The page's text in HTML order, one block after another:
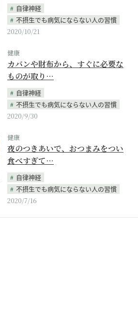
自律神経
不摂生でも病気にならない人の習慣
2020/10/21
健康
カバンや財布から、すぐに必要な
ものが取り…
自律神経
不摂生でも病気にならない人の習慣
2020/9/30
健康
夜のつきあいで、おつまみをつい
食べすぎて…
自律神経
不摂生でも病気にならない人の習慣
2020/7/16